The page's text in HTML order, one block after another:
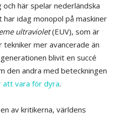
här spelar nederländska
har idag monopol på maskiner
ultraviolet(EUV), som är
mer avancerade än
blivit en succé
den andra med beteckningen
vara för dyra.
av kritikerna, världens